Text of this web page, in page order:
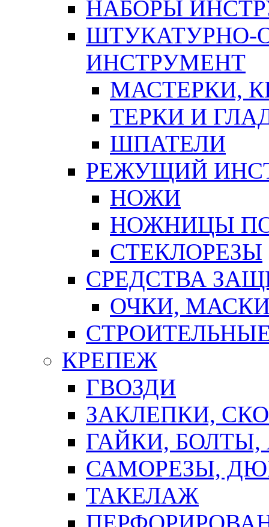
НАБОРЫ
ШТУКАТУРНО-
ИНСТРУМЕНТ
МАСТЕРКИ,
ТЕРКИ И
ШПАТЕЛИ
РЕЖУЩИЙ
НОЖИ
НОЖНИЦЫ
СТЕКЛОРЕЗЫ
СРЕДСТВА
ОЧКИ,
КРЕПЕЖ
ГВОЗДИ
ЗАКЛЕПКИ,
ГАЙКИ,
САМОРЕЗЫ,
ТАКЕЛАЖ